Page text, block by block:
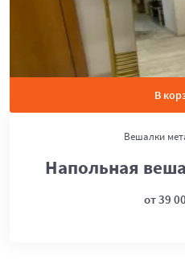
В
Вешалки
Напольная
от 39